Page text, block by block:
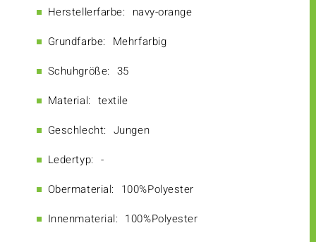
Herstellerfarbe: navy-orange
Grundfarbe: Mehrfarbig
Schuhgröße: 35
Material: textile
Geschlecht: Jungen
Ledertyp: -
Obermaterial: 100%Polyester
Innenmaterial: 100%Polyester